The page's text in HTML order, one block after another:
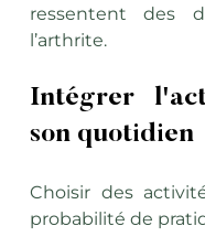
ressentent des
l’arthrite.
Intégrer
son quotidien
Choisir des
probabilité de